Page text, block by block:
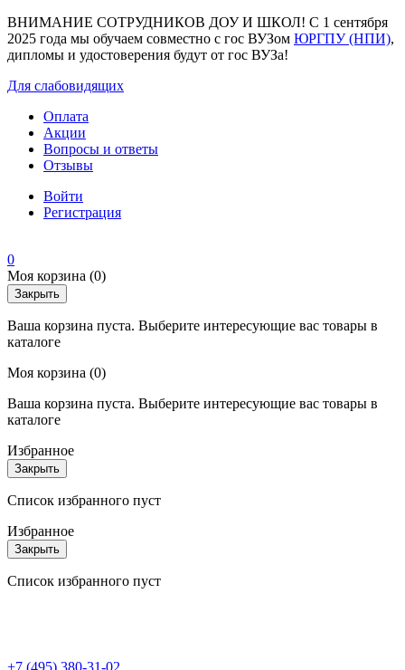
ВНИМАНИЕ СОТРУДНИКОВ ДОУ И ШКОЛ! С 1 сентября
2025 года мы обучаем совместно с гос ВУЗом ЮРГПУ (НПИ),
дипломы и удостоверения будут от гос ВУЗа!
Для слабовидящих
Оплата
Акции
Вопросы и ответы
Отзывы
Войти
Регистрация
0
Моя корзина (0)
Закрыть
Ваша корзина пуста. Выберите интересующие вас товары в
каталоге
Моя корзина (0)
Ваша корзина пуста. Выберите интересующие вас товары в
каталоге
Избранное
Закрыть
Список избранного пуст
Избранное
Закрыть
Список избранного пуст
+7 (495) 380-31-02